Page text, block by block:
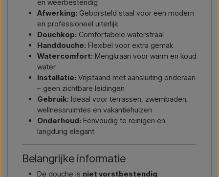
en weerbestendig
Afwerking: Geborsteld staal voor een modern
en professioneel uiterlijk
Douchkop: Comfortabele waterstraal
Handdouche: Flexibel voor extra gemak
Watercomfort: Mengkraan voor warm en koud
water
Installatie: Vrijstaand met aansluiting onderaan
– geen zichtbare leidingen
Gebruik: Ideaal voor terrassen, zwembaden,
wellnessruimtes en vakantiehuizen
Onderhoud: Eenvoudig te reinigen en
langdurig elegant
Belangrijke informatie
De douche is niet vorstbestendig